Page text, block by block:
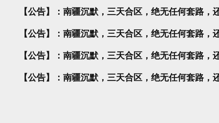
【公告】：南疆沉默，三天合区，绝无任何套路，
【公告】：南疆沉默，三天合区，绝无任何套路，
【公告】：南疆沉默，三天合区，绝无任何套路，
【公告】：南疆沉默，三天合区，绝无任何套路，